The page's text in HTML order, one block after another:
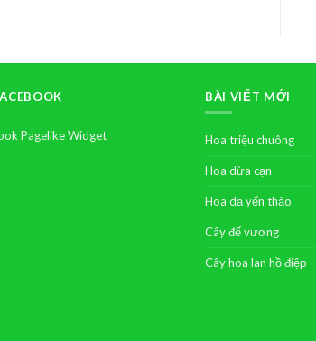
BÀI VIẾT MỚI
Hoa triệu chuông
Hoa dừa cạn
Hoa dạ yến thảo
Cây đế vương
Cây hoa lan hồ điệp